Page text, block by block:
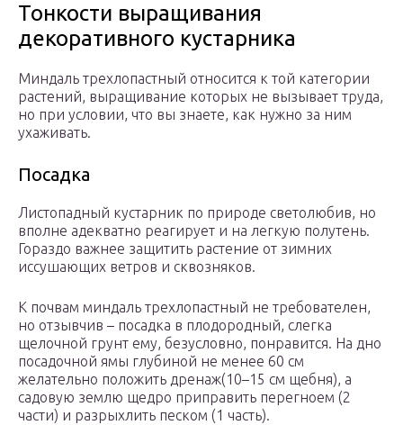
Тонкости выращивания
декоративного кустарника
Миндаль трехлопастный относится к той категории
растений, выращивание которых не вызывает труда,
но при условии, что вы знаете, как нужно за ним
ухаживать.
Посадка
Листопадный кустарник по природе светолюбив, но
вполне адекватно реагирует и на легкую полутень.
Гораздо важнее защитить растение от зимних
иссушающих ветров и сквозняков.
К почвам миндаль трехлопастный не требователен,
но отзывчив – посадка в плодородный, слегка
щелочной грунт ему, безусловно, понравится. На дно
посадочной ямы глубиной не менее 60 см
желательно положить дренаж(10–15 см щебня), а
садовую землю щедро приправить перегноем (2
части) и разрыхлить песком (1 часть).